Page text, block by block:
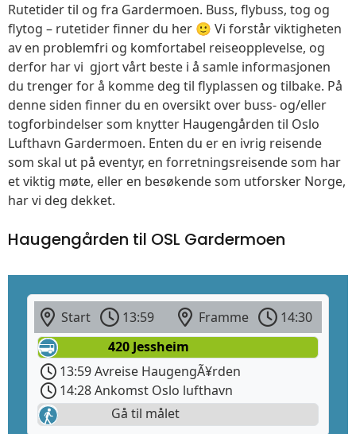
Rutetider til og fra Gardermoen. Buss, flybuss, tog og
flytog – rutetider finner du her 🙂 Vi forstår viktigheten
av en problemfri og komfortabel reiseopplevelse, og
derfor har vi gjort vårt beste i å samle informasjonen
du trenger for å komme deg til flyplassen og tilbake. På
denne siden finner du en oversikt over buss- og/eller
togforbindelser som knytter Haugengården til Oslo
Lufthavn Gardermoen. Enten du er en ivrig reisende
som skal ut på eventyr, en forretningsreisende som har
et viktig møte, eller en besøkende som utforsker Norge,
har vi deg dekket.
Haugengården til OSL Gardermoen
Start 13:59 Framme
14:30
420 Jessheim
13:59 Avreise HaugengÃ¥rden
14:28 Ankomst Oslo lufthavn
Gå til målet